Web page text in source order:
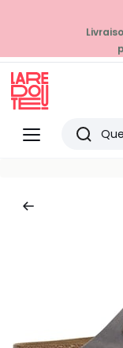
Menu
Redoute